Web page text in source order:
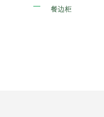
餐边柜